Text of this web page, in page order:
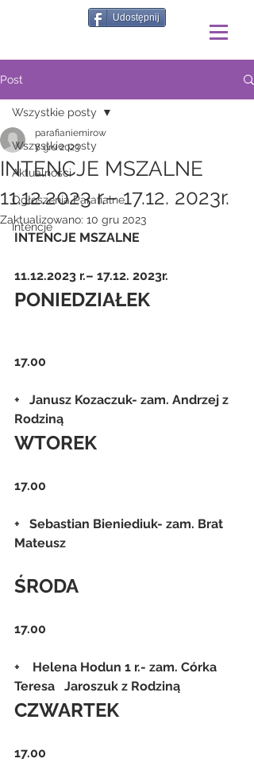
Udostępnij
Post
Wszystkie posty
Aktualności
Ogłoszenia Parafialne
Intencje
Wszystkie posty
INTENCJE MSZALNE
11.12.2023 r.– 17.12. 2023r.
parafianiemirow
8 gru 2023
Zaktualizowano: 10 gru 2023
INTENCJE MSZALNE
11.12.2023 r.– 17.12. 2023r.
PONIEDZIAŁEK
17.00
+   Janusz Kozaczuk- zam. Andrzej z
Rodziną
WTOREK
17.00
+   Sebastian Bieniediuk- zam. Brat
Mateusz
ŚRODA
17.00
+    Helena Hodun 1 r.- zam. Córka
Teresa   Jaroszuk z Rodziną
CZWARTEK
17.00